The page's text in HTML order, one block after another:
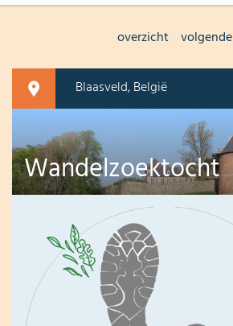
overzicht volgende
Blaasveld, België
Wandelzoektocht